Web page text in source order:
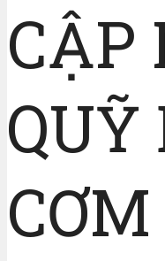
CẬP